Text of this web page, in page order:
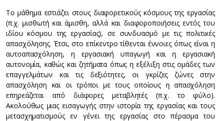
Το μάθημα εστιάζει στους διαφορετικούς κόσμους της εργασίας
(π.χ. μισθωτή και άμισθη, αλλά και διαφοροποιήσεις εντός του
ιδίου κόσμου της εργασίας), σε συνδυασμό με τις πολιτικές
απασχόλησης. Έτσι, στο επίκεντρο τίθενται έννοιες όπως είναι η
αυτοαπασχόληση, η εργασιακή υπαγωγή και η εργασιακή
αυτονομία, καθώς και ζητήματα όπως η εξέλιξη στις ομάδες των
επαγγελμάτων και τις δεξιότητες, οι γκρίζες ζώνες στην
απασχόληση και οι τρόποι με τους οποίους η απασχόληση
επηρεάζεται από διάφορες μεταβλητές (π.χ. το φύλο).
Ακολούθως μιας εισαγωγής στην ιστορία της εργασίας και τους
μετασχηματισμούς εν γένει της εργασίας στο πέρασμα του